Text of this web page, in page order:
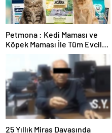
Petmona : Kedi Maması ve
Köpek Maması İle Tüm Evcil
25 Yıllık Miras Davasında